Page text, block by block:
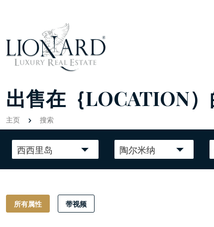
出售在｛LOCATION）
主页 搜索
西西里岛 陶尔米纳
所有属性 带视频